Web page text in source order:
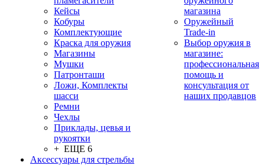
Кейсы
Кобуры
Комплектующие
Краска для оружия
Магазины
Мушки
Патронташи
Ложи, Комплекты
шасси
Ремни
Чехлы
Приклады, цевья и
рукоятки
+ ЕЩЕ 6
Аксессуары для стрельбы
магазина
Оружейный
Trade-in
Выбор оружия в
магазине:
профессиональная
помощь и
консультация от
наших продавцов